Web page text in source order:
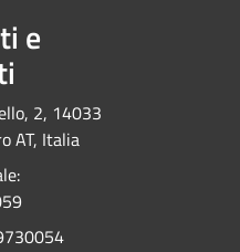
e
2, 14033
AT, Italia